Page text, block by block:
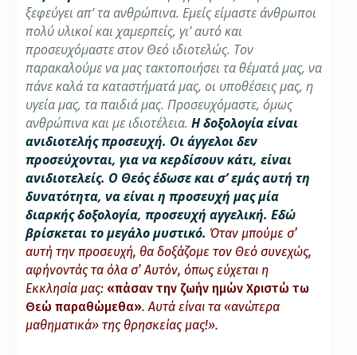
ξεφεύγει απ’ τα ανθρώπινα. Εμείς είμαστε άνθρωποι
πολύ υλικοί και χαμερπείς, γι’ αυτό και
προσευχόμαστε στον Θεό ιδιοτελώς. Τον
παρακαλούμε να μας τακτοποιήσει τα θέματά μας, να
πάνε καλά τα καταστήματά μας, οι υποθέσεις μας, η
υγεία μας, τα παιδιά μας. Προσευχόμαστε, όμως
ανθρώπινα και με ιδιοτέλεια. Η δοξολογία είναι
ανιδιοτελής προσευχή. Οι άγγελοι δεν
προσεύχονται, για να κερδίσουν κάτι, είναι
ανιδιοτελείς. Ο Θεός έδωσε και σ’ εμάς αυτή τη
δυνατότητα, να είναι η προσευχή μας μία
διαρκής δοξολογία, προσευχή αγγελική. Εδώ
βρίσκεται το μεγάλο μυστικό. Όταν μπούμε σ’
αυτή την προσευχή, θα δοξάζομε τον Θεό συνεχώς,
αφήνοντάς τα όλα σ’ Αυτόν, όπως εύχεται η
Εκκλησία μας: «πάσαν την ζωήν ημών Χριστώ τω
Θεώ παραθώμεθα». Αυτά είναι τα «ανώτερα
μαθηματικά» της θρησκείας μας!».